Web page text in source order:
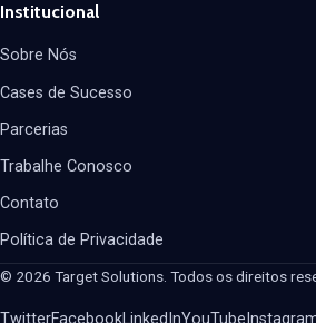
Institucional
Sobre Nós
Cases de Sucesso
Parcerias
Trabalhe Conosco
Contato
Política de Privacidade
© 2026 Target Solutions. Todos os direitos
TwitterFacebook LinkedInYouTube